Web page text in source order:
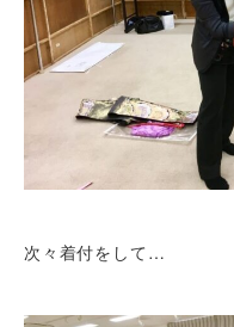
次々着付をして…